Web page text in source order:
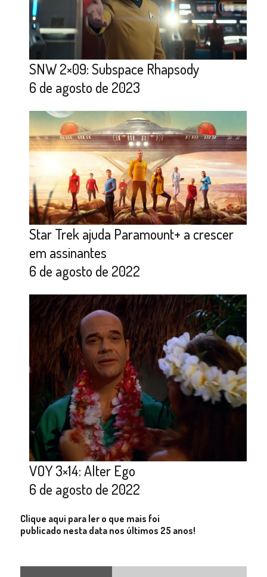
SNW 2×09: Subspace Rhapsody
6 de agosto de 2023
Star Trek ajuda Paramount+ a crescer
em assinantes
6 de agosto de 2022
VOY 3×14: Alter Ego
6 de agosto de 2022
Clique aqui para ler o que mais foi
publicado nesta data nos últimos 25 anos!